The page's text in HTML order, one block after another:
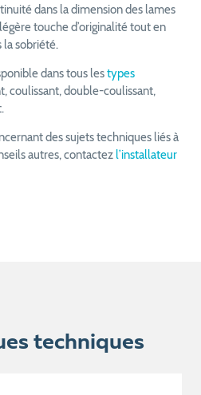
dans la dimension des lames
touche d’originalité tout en
sobriété.
dans tous lestypes
coulissant, double-coulissant,
des sujets techniques liés à
autres, contactezl’installateur
techniques